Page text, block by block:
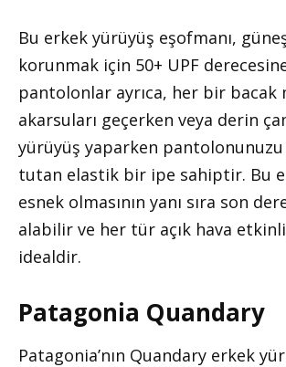
Bu erkek yürüyüş eşofmanı,
korunmak için 50+ UPF
pantolonlar ayrıca, her bir bacak
akarsuları geçerken veya derin
yürüyüş yaparken pantolonunuzu
tutan elastik bir ipe sahiptir. Bu
esnek olmasının yanı sıra son
alabilir ve her tür açık hava
idealdir.
Patagonia Quandary
Patagonia’nın Quandary erkek